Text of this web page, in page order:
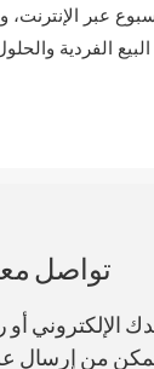
عبر
البيع الفردية
تواصل
الإلكتروني
من